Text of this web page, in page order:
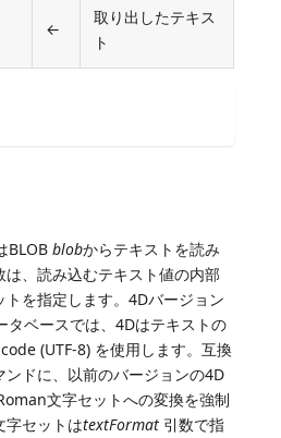
←
取り出したテキス
ト
BLOBblobからテキストを読み
、読み込むテキスト値の内部
を指定します。4Dバージョン
タベースでは、4Dはテキストの
(UTF-8) を使用します。互換
ドに、以前のバージョンの4D
文字セットへの変換を強制
字セットはtextFormat 引数で指